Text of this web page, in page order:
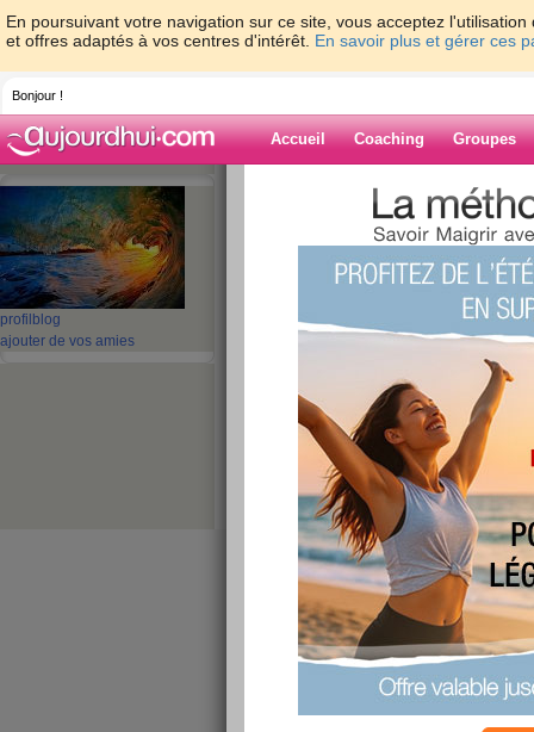
En poursuivant votre navigation sur ce site, vous acceptez
et offres adaptés à vos centres d'intérêt. En savoir plus et gérer ces
Bonjour !
Accueil Coaching Groupes
profil blog
ajouter de vos amies
> pianoforte92 > Je
sur aujourdhui.com, et vous ?
Blog de
Je viens juste de
minutes sur
vous ?
publié le 26/02/2012 à 21:22
Je viens
relaxer 2
vous ?